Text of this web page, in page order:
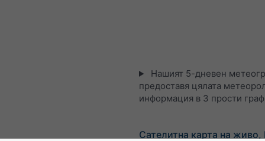
Нашият 5-дневен
предоставя цялата
информация в 3 прости
Сателитна карта на живо,